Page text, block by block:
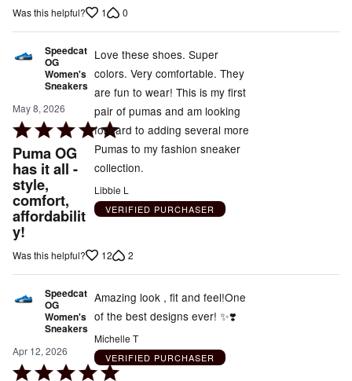
Was this helpful? 1 0
Speedcat
OG
Women's
Sneakers
May 8, 2026
Rated
5
out
of
5
Puma OG
has it all -
style,
comfort,
affordabilit
y!
Love these shoes. Super
colors. Very comfortable. They
are fun to wear! This is my first
pair of pumas and am looking
forward to adding several more
Pumas to my fashion sneaker
collection.
Libbie L
VERIFIED PURCHASER
Was this helpful? 12 2
Speedcat
OG
Women's
Sneakers
Apr 12, 2026
Rated
Amazing look , fit and feel!One
of the best designs ever! ✨️❣️
Michelle T
VERIFIED PURCHASER